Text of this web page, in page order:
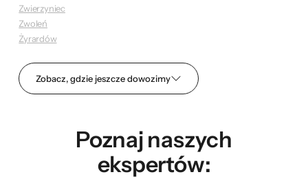
Zwierzyniec
Zwoleń
Żyrardów
Zobacz, gdzie jeszcze dowozimy
Poznaj naszych
ekspertów: